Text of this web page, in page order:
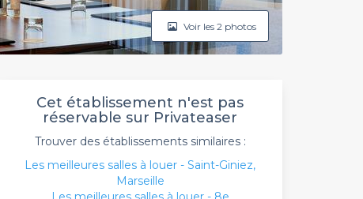
Voir les 2 photos
Cet établissement n'est pas
réservable sur Privateaser
Trouver des établissements similaires :
Les meilleures salles à louer - Saint-Giniez,
Marseille